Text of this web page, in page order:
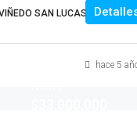
SAN LUCAS
hace 5